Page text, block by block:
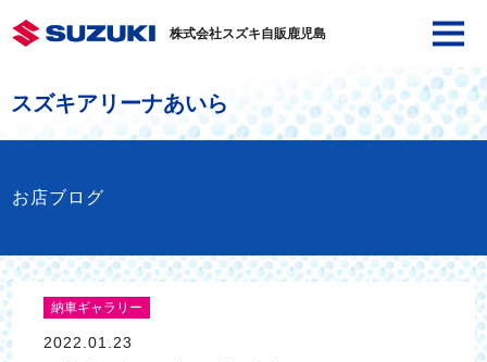
株式会社スズキ自販鹿児島
スズキアリーナあいら
お店ブログ
納車ギャラリー
2022.01.23